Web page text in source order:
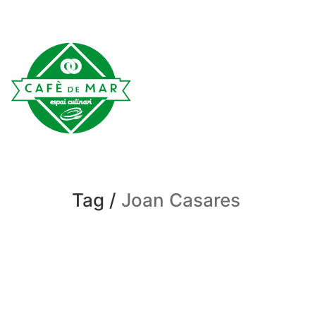
Tag / Joan Casares